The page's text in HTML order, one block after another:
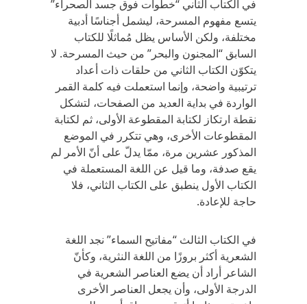
في الكتاب الثاني “خطوات فوق جسد الصحراء”
يتسع مفهوم المسرحة، ليشمل أجناسًا أدبية
مختلفة، ولكن الأساس يظل مُماثلًا للكتاب
السابق “المجنون والبحر” من حيث المسرحة. لا
يتكوّن الكتاب الثاني من حلقات ذات أعداد
ترتيبية واضحة، وإنما استعملت فيه كلمة القمر
الواردة في بداية العديد من الصفحات، لتشكل
نقطة ارتكاز لكتابة المقطوعة الأولى، ثم لكتابة
المقطوعات الأخرى، وهي تتكرر في الموضع
المذكور عشرين مرة، ممّا يدلّ على أنّ الأمر لم
يقع صدفة، وما قيل عن اللغة المستعملة في
الكتاب الأول ينطبق على الكتاب الثاني، فلا
حاجة للإعادة.
في الكتاب الثالث “مفاتيح السماء” نجد اللغة
الشعرية أكثر بروزًا من اللغة النثرية، وكأنّ
الشاعر أراد أن يضع العناصر الشعرية في
الدرجة الأولى، وأن يجعل العناصر الأخرى